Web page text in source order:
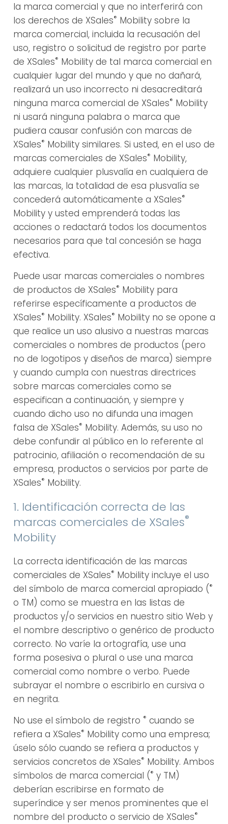
la marca comercial y que no interferirá con
los derechos de XSales® Mobility sobre la
marca comercial, incluida la recusación del
uso, registro o solicitud de registro por parte
de XSales® Mobility de tal marca comercial en
cualquier lugar del mundo y que no dañará,
realizará un uso incorrecto ni desacreditará
ninguna marca comercial de XSales® Mobility
ni usará ninguna palabra o marca que
pudiera causar confusión con marcas de
XSales® Mobility similares. Si usted, en el uso de
marcas comerciales de XSales® Mobility,
adquiere cualquier plusvalía en cualquiera de
las marcas, la totalidad de esa plusvalía se
concederá automáticamente a XSales®
Mobility y usted emprenderá todas las
acciones o redactará todos los documentos
necesarios para que tal concesión se haga
efectiva.
Puede usar marcas comerciales o nombres
de productos de XSales® Mobility para
referirse específicamente a productos de
XSales® Mobility. XSales® Mobility no se opone a
que realice un uso alusivo a nuestras marcas
comerciales o nombres de productos (pero
no de logotipos y diseños de marca) siempre
y cuando cumpla con nuestras directrices
sobre marcas comerciales como se
especifican a continuación, y siempre y
cuando dicho uso no difunda una imagen
falsa de XSales® Mobility. Además, su uso no
debe confundir al público en lo referente al
patrocinio, afiliación o recomendación de su
empresa, productos o servicios por parte de
XSales® Mobility.
1. Identificación correcta de las
marcas comerciales de XSales®
Mobility
La correcta identificación de las marcas
comerciales de XSales® Mobility incluye el uso
del símbolo de marca comercial apropiado (®
o TM) como se muestra en las listas de
productos y/o servicios en nuestro sitio Web y
el nombre descriptivo o genérico de producto
correcto. No varíe la ortografía, use una
forma posesiva o plural o use una marca
comercial como nombre o verbo. Puede
subrayar el nombre o escribirlo en cursiva o
en negrita.
No use el símbolo de registro ® cuando se
refiera a XSales® Mobility como una empresa;
úselo sólo cuando se refiera a productos y
servicios concretos de XSales® Mobility. Ambos
símbolos de marca comercial (® y TM)
deberían escribirse en formato de
superíndice y ser menos prominentes que el
nombre del producto o servicio de XSales®